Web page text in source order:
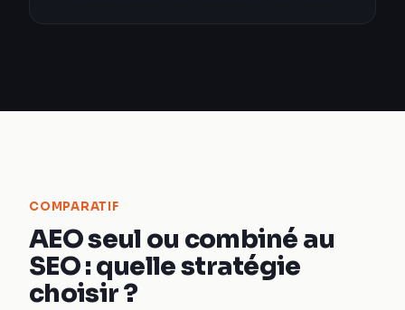
COMPARATIF
AEO seul ou combiné au
SEO : quelle stratégie
choisir ?